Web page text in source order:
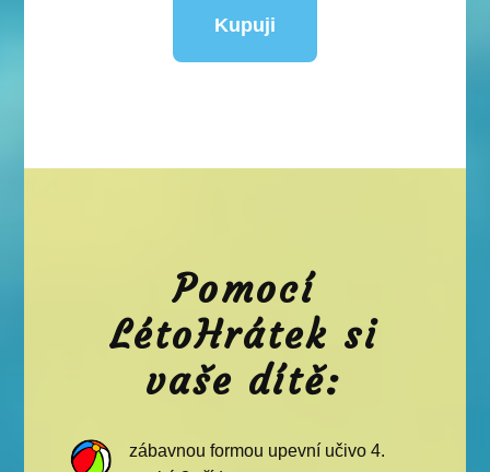
Kupuji
Pomocí
LétoHrátek si
vaše dítě:
zábavnou formou upevní učivo 4.